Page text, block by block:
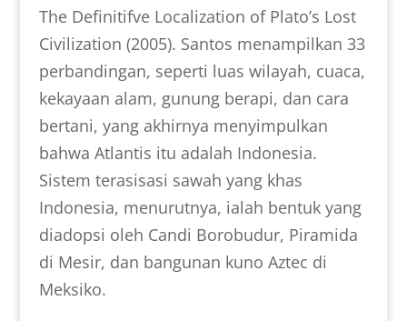
The Definitifve Localization of Plato’s Lost
Civilization (2005). Santos menampilkan 33
perbandingan, seperti luas wilayah, cuaca,
kekayaan alam, gunung berapi, dan cara
bertani, yang akhirnya menyimpulkan
bahwa Atlantis itu adalah Indonesia.
Sistem terasisasi sawah yang khas
Indonesia, menurutnya, ialah bentuk yang
diadopsi oleh Candi Borobudur, Piramida
di Mesir, dan bangunan kuno Aztec di
Meksiko.